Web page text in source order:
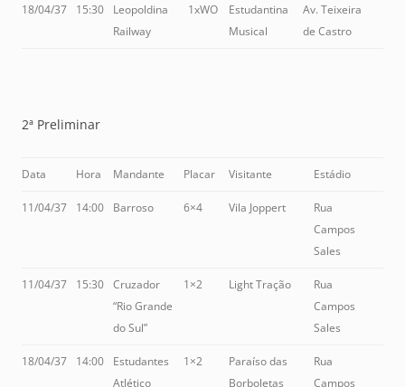
18/04/37 15:30
Leopoldina
Railway
1xWO
Estudantina
Musical
Av. Teixeira
de Castro
2ª Preliminar
Data Hora Mandante Placar Visitante Estádio
11/04/37 14:00 Barroso 6×4 Vila Joppert
Rua
Campos
Sales
11/04/37 15:30 Cruzador
“Rio Grande
do Sul”
1×2 Light Tração
Rua
Campos
Sales
18/04/37 14:00
Estudantes
Atlético
1×2
Paraíso das
Borboletas
Rua
Campos